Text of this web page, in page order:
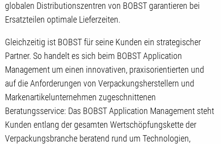
globalen Distributionszentren von BOBST garantieren bei
Ersatzteilen optimale Lieferzeiten.
Gleichzeitig ist BOBST für seine Kunden ein strategischer
Partner. So handelt es sich beim BOBST Application
Management um einen innovativen, praxisorientierten und
auf die Anforderungen von Verpackungsherstellern und
Markenartikelunternehmen zugeschnittenen
Beratungsservice: Das BOBST Application Management steht
Kunden entlang der gesamten Wertschöpfungskette der
Verpackungsbranche beratend rund um Technologien,